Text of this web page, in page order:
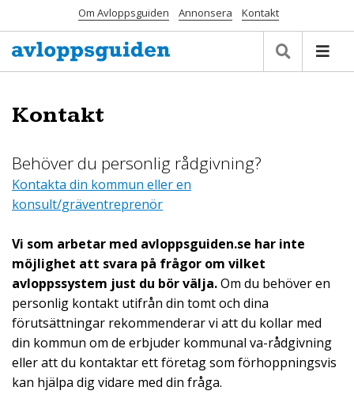
Om Avloppsguiden Annonsera Kontakt
Kontakt
Behöver du personlig rådgivning?
Kontakta din kommun eller en
konsult/gräventreprenör
Vi som arbetar med avloppsguiden.se har inte
möjlighet att svara på frågor om vilket
avloppssystem just du bör välja.Om du behöver en
personlig kontakt utifrån din tomt och dina
förutsättningar rekommenderar vi att du kollar med
din kommun om de erbjuder kommunal va-rådgivning
eller att du kontaktar ett företag som förhoppningsvis
kan hjälpa dig vidare med din fråga.